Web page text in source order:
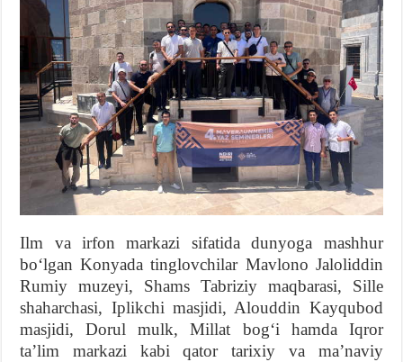
Ilm va irfon markazi sifatida dunyoga mashhur
boʻlgan Konyada tinglovchilar Mavlono Jaloliddin
Rumiy muzeyi, Shams Tabriziy maqbarasi, Sille
shaharchasi, Iplikchi masjidi, Alouddin Kayqubod
masjidi, Dorul mulk, Millat bogʻi hamda Iqror
taʼlim markazi kabi qator tarixiy va maʼnaviy